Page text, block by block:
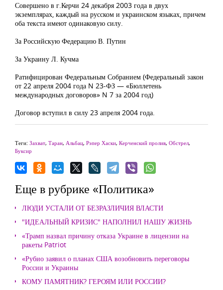
Совершено в г.Керчи 24 декабря 2003 года в двух
экземплярах, каждый на русском и украинском языках, причем
оба текста имеют одинаковую силу.
За Российскую Федерацию В. Путин
За Украину Л. Кучма
Ратифицирован Федеральным Собранием (Федеральный закон
от 22 апреля 2004 года N 23-ФЗ — «Бюллетень
международных договоров» N 7 за 2004 год)
Договор вступил в силу 23 апреля 2004 года.
Теги: Захват, Таран, Альбац, Рэпер Хаски, Керченский пролив, Обстрел,
Буксир
Еще в рубрике «Политика»
ЛЮДИ УСТАЛИ ОТ БЕЗРАЗЛИЧИЯ ВЛАСТИ
"ИДЕАЛЬНЫЙ КРИЗИС" НАПОЛНИЛ НАШУ ЖИЗНЬ
«Трамп назвал причину отказа Украине в лицензии на
ракеты Patriot
«Рубио заявил о планах США возобновить переговоры
России и Украины
КОМУ ПАМЯТНИК? ГЕРОЯМ ИЛИ РОССИИ?